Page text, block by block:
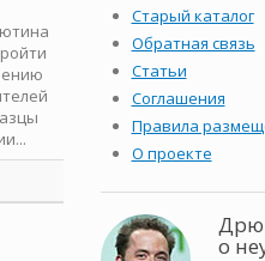
Старый каталог
Обратная связь
Статьи
Соглашения
Правила
О проекте
Дрю
о